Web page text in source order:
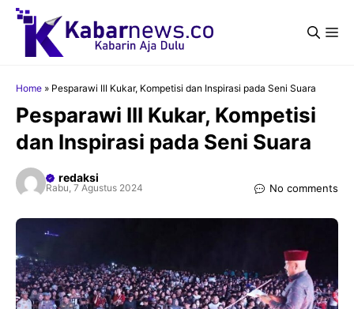
Langsung
Home » Pesparawi III Kukar, Kompetisi dan Inspirasi pada Seni Suara
Pesparawi III Kukar, Kompetisi
dan Inspirasi pada Seni Suara
redaksi
Rabu, 7 Agustus 2024 No comments